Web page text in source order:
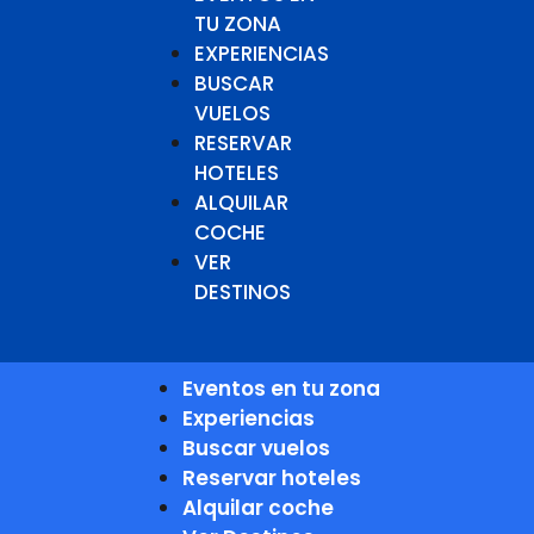
TU ZONA
EXPERIENCIAS
BUSCAR
VUELOS
RESERVAR
HOTELES
ALQUILAR
COCHE
VER
DESTINOS
Eventos en tu zona
Experiencias
Buscar vuelos
Reservar hoteles
Alquilar coche